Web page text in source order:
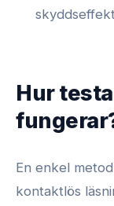
Hur
En enkel
kontaktlös